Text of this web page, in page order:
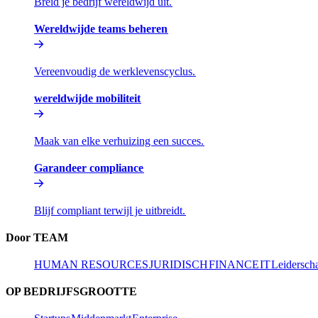
Wereldwijde teams beheren​​
Vereenvoudig de werklevenscyclus.​​
wereldwijde mobiliteit​​
Maak van elke verhuizing een succes.​​
Garandeer compliance​​
Blijf compliant terwijl je uitbreidt.​​
Door TEAM​​
HUMAN RESOURCES​​JURIDISCH​​FINANCE​​IT​​
OP BEDRIJFSGROOTTE​​